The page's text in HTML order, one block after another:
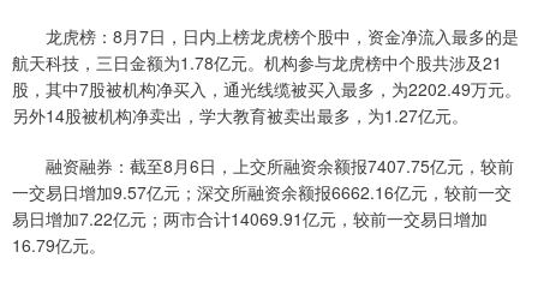
龙虎榜：8月7日，日内上榜龙虎榜个股中，资金净流入最多的是
航天科技，三日金额为1.78亿元。机构参与龙虎榜中个股共涉及21
股，其中7股被机构净买入，通光线缆被买入最多，为2202.49万元。
另外14股被机构净卖出，学大教育被卖出最多，为1.27亿元。
融资融券：截至8月6日，上交所融资余额报7407.75亿元，较前
一交易日增加9.57亿元；深交所融资余额报6662.16亿元，较前一交
易日增加7.22亿元；两市合计14069.91亿元，较前一交易日增加
16.79亿元。